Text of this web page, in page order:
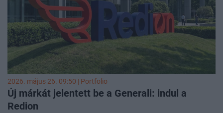
2026. május 26. 09:50 | Portfolio
Új márkát jelentett be a Generali: indul a
Redion